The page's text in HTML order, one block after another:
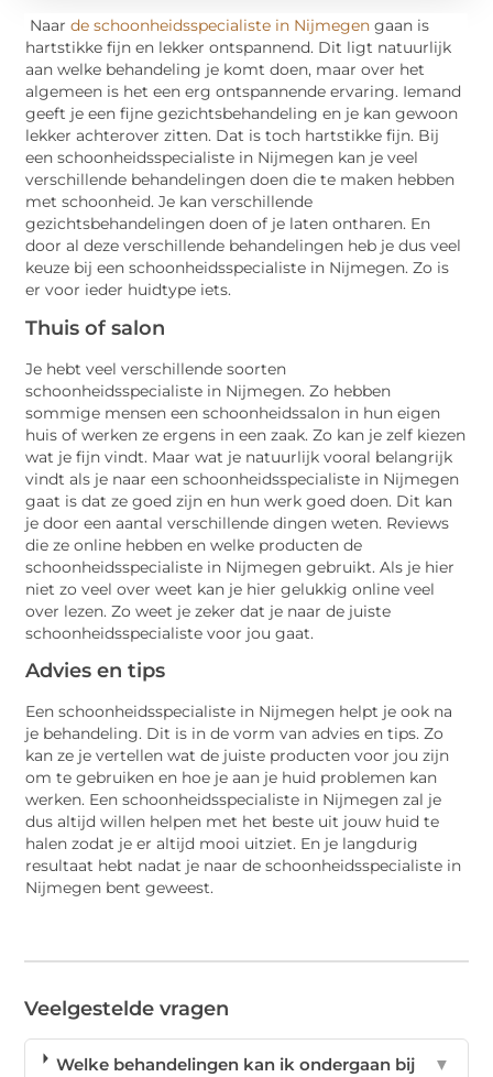
Naarde schoonheidsspecialiste in Nijmegen gaan is
hartstikke fijn en lekker ontspannend. Dit ligt natuurlijk
aan welke behandeling je komt doen, maar over het
algemeen is het een erg ontspannende ervaring. Iemand
geeft je een fijne gezichtsbehandeling en je kan gewoon
lekker achterover zitten. Dat is toch hartstikke fijn. Bij
een schoonheidsspecialiste in Nijmegen kan je veel
verschillende behandelingen doen die te maken hebben
met schoonheid. Je kan verschillende
gezichtsbehandelingen doen of je laten ontharen. En
door al deze verschillende behandelingen heb je dus veel
keuze bij een schoonheidsspecialiste in Nijmegen. Zo is
er voor ieder huidtype iets.
Thuis of salon
Je hebt veel verschillende soorten
schoonheidsspecialiste in Nijmegen. Zo hebben
sommige mensen een schoonheidssalon in hun eigen
huis of werken ze ergens in een zaak. Zo kan je zelf kiezen
wat je fijn vindt. Maar wat je natuurlijk vooral belangrijk
vindt als je naar een schoonheidsspecialiste in Nijmegen
gaat is dat ze goed zijn en hun werk goed doen. Dit kan
je door een aantal verschillende dingen weten. Reviews
die ze online hebben en welke producten de
schoonheidsspecialiste in Nijmegen gebruikt. Als je hier
niet zo veel over weet kan je hier gelukkig online veel
over lezen. Zo weet je zeker dat je naar de juiste
schoonheidsspecialiste voor jou gaat.
Advies en tips
Een schoonheidsspecialiste in Nijmegen helpt je ook na
je behandeling. Dit is in de vorm van advies en tips. Zo
kan ze je vertellen wat de juiste producten voor jou zijn
om te gebruiken en hoe je aan je huid problemen kan
werken. Een schoonheidsspecialiste in Nijmegen zal je
dus altijd willen helpen met het beste uit jouw huid te
halen zodat je er altijd mooi uitziet. En je langdurig
resultaat hebt nadat je naar de schoonheidsspecialiste in
Nijmegen bent geweest.
Veelgestelde vragen
Welke behandelingen kan ik ondergaan bij
▼